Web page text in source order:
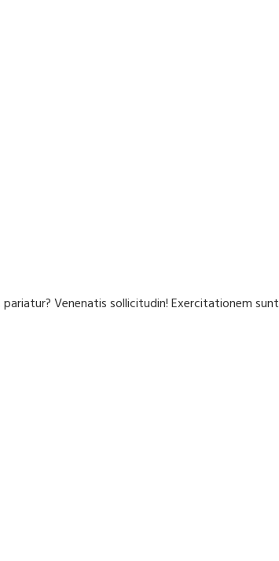
Venenatis sollicitudin! Exercitationem sunt